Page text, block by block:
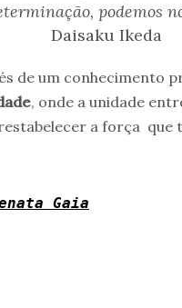
podemos
Daisaku Ikeda
de um conhecimento
, onde a unidade
a força que
Gaia